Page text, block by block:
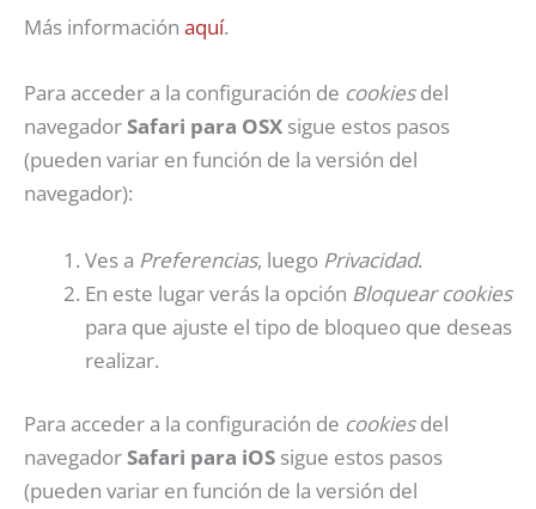
Más información aquí.
Para acceder a la configuración de cookiesdel
navegadorSafari para OSX sigue estos pasos
(pueden variar en función de la versión del
navegador):
Ves a Preferencias, luego Privacidad.
En este lugar verás la opción Bloquear cookies
para que ajuste el tipo de bloqueo que deseas
realizar.
Para acceder a la configuración de cookiesdel
navegadorSafari para iOS sigue estos pasos
(pueden variar en función de la versión del